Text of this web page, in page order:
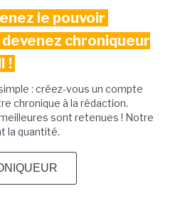
le pouvoir
chroniqueur
!
: créez-vous un compte
chronique à la rédaction.
sont retenues ! Notre
la quantité.